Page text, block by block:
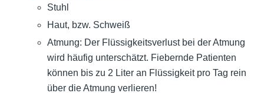
Stuhl
Haut, bzw. Schweiß
Atmung: Der Flüssigkeitsverlust bei der Atmung
wird häufig unterschätzt. Fiebernde Patienten
können bis zu 2 Liter an Flüssigkeit pro Tag rein
über die Atmung verlieren!